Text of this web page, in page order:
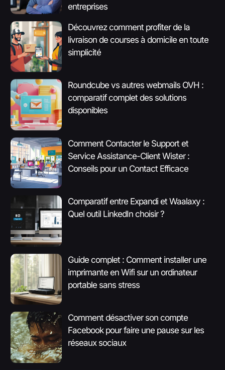
entreprises
Découvrez comment profiter de la
livraison de courses à domicile en toute
simplicité
Roundcube vs autres webmails OVH :
comparatif complet des solutions
disponibles
Comment Contacter le Support et
Service Assistance-Client Wister :
Conseils pour un Contact Efficace
Comparatif entre Expandi et Waalaxy :
Quel outil LinkedIn choisir ?
Guide complet : Comment installer une
imprimante en Wifi sur un ordinateur
portable sans stress
Comment désactiver son compte
Facebook pour faire une pause sur les
réseaux sociaux